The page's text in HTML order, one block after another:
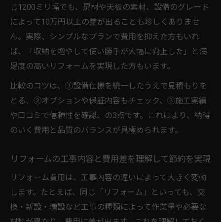
じ1200ミリ幅でも、扉材や天板の素材、設備のグレード
によって10万円以上の差が出ることも珍しくありませ
ん。実際、シンプルなプランで費用を抑えた方もいれ
ば、「収納を増やして使い勝手が大幅に向上した」と満
足度の高いリフォームを実現した方もいます。
比較のコツは、①設備仕様を統一したうえで見積もりを
とる、②オプションや保証内容もチェック、③施工実績
や口コミで信頼性を確認、の3点です。これにより、納得
のいく費用と品質のバランスが見極められます。
リフォームの工事内容と費用差を理解して節約を実現
リフォーム費用は、工事内容の違いによって大きく変動
します。たとえば、同じ「リフォーム」といっても、交
換・新設・増設など工事の種類によって作業量や必要な